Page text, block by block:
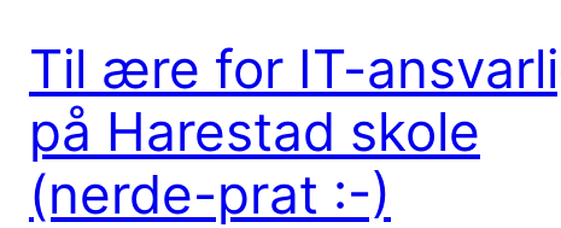
Til ære for IT-
på Harestad skole
(nerde-prat :-)